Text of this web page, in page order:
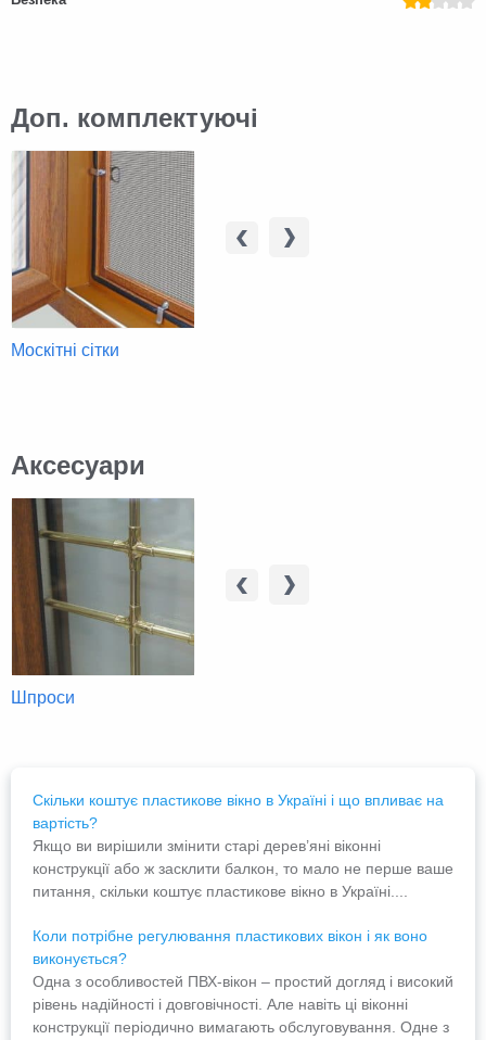
Доп. комплектуючі
Москітні сітки
Аксесуари
Шпроси
Скільки коштує пластикове вікно в Україні і що впливає на
вартість?
Якщо ви вирішили змінити старі дерев’яні віконні
конструкції або ж засклити балкон, то мало не перше ваше
питання, скільки коштує пластикове вікно в Україні....
Коли потрібне регулювання пластикових вікон і як воно
виконується?
Одна з особливостей ПВХ-вікон – простий догляд і високий
рівень надійності і довговічності. Але навіть ці віконні
конструкції періодично вимагають обслуговування. Одне з